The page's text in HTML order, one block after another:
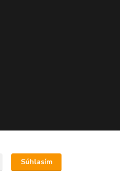
Súhlasím